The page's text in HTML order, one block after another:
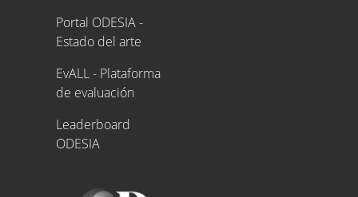
Portal ODESIA -
Estado del arte
EvALL - Plataforma
de evaluación
Leaderboard
ODESIA